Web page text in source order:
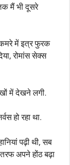
मैं भी दूसरे
में इत्र फुरक
रोमांस सेक्स
में देखने लगी.
हो रहा था.
पढ़ी थी, सब
अपने होंठ बढ़ा